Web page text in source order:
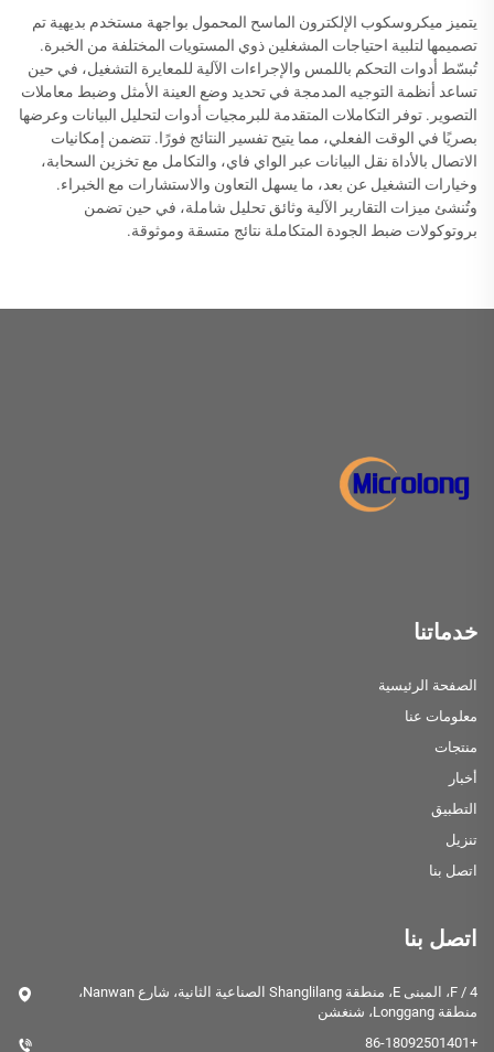
يتميز ميكروسكوب الإلكترون الماسح المحمول بواجهة مستخدم بديهية تم
تصميمها لتلبية احتياجات المشغلين ذوي المستويات المختلفة من الخبرة.
تُبسّط أدوات التحكم باللمس والإجراءات الآلية للمعايرة التشغيل، في حين
تساعد أنظمة التوجيه المدمجة في تحديد وضع العينة الأمثل وضبط معاملات
التصوير. توفر التكاملات المتقدمة للبرمجيات أدوات لتحليل البيانات وعرضها
بصريًا في الوقت الفعلي، مما يتيح تفسير النتائج فورًا. تتضمن إمكانيات
الاتصال بالأداة نقل البيانات عبر الواي فاي، والتكامل مع تخزين السحابة،
وخيارات التشغيل عن بعد، ما يسهل التعاون والاستشارات مع الخبراء.
وتُنشئ ميزات التقارير الآلية وثائق تحليل شاملة، في حين تضمن
بروتوكولات ضبط الجودة المتكاملة نتائج متسقة وموثوقة.
خدماتنا
الصفحة الرئيسية
معلومات عنا
منتجات
أخبار
التطبيق
تنزيل
اتصل بنا
اتصل بنا
4 / F، المبنى E، منطقة Shanglilang الصناعية الثانية، شارع Nanwan،
منطقة Longgang، شنغشن
+86-18092501401